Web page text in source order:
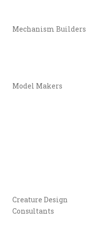
Mechanism Builders
Model Makers
Creature Design
Consultants